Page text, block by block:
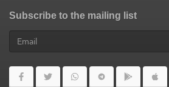
Subscribe to the mailing list